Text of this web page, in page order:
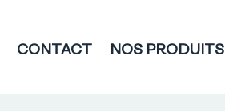
CONTACT NOS PRODUITS